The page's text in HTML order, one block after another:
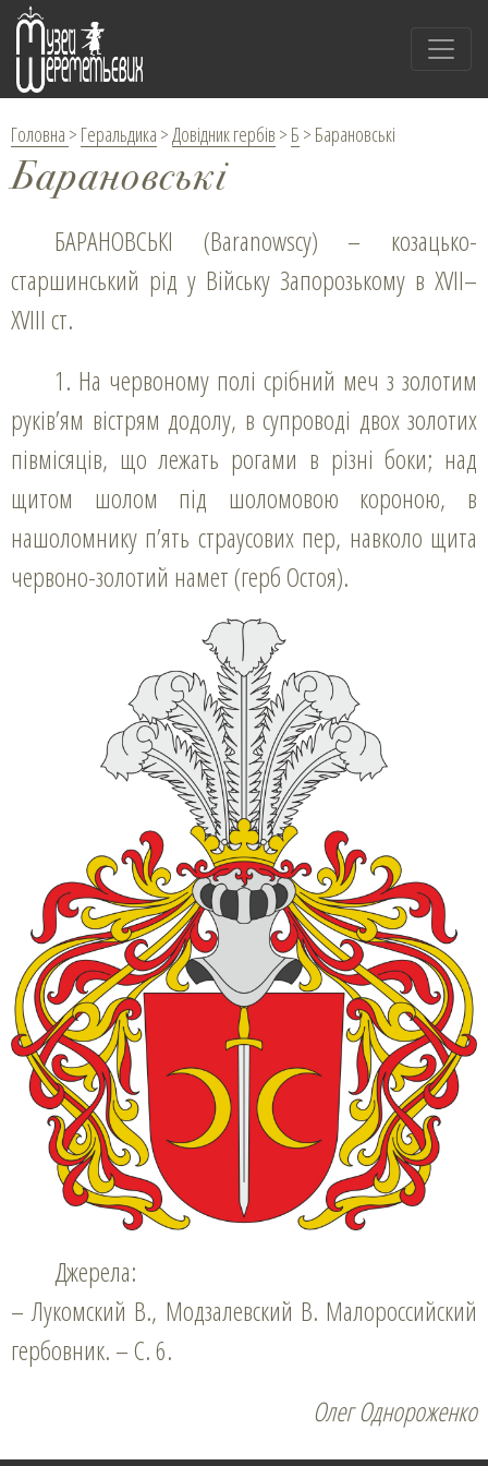
Головна > Геральдика >Довідник гербів > Б > Барановські
Барановські
БАРАНОВСЬКІ (Baranowscy) – козацько-
старшинський рід у Війську Запорозькому в XVІI–
XVІII ст.
1. На червоному полі срібний меч з золотим
руків’ям вістрям додолу, в супроводі двох золотих
півмісяців, що лежать рогами в різні боки; над
щитом шолом під шоломовою короною, в
нашоломнику п’ять страусових пер, навколо щита
червоно-золотий намет (герб Остоя).
Джерела:
– Лукомский В., Модзалевский В. Малороссийский
гербовник. – С. 6.
Олег Однороженко